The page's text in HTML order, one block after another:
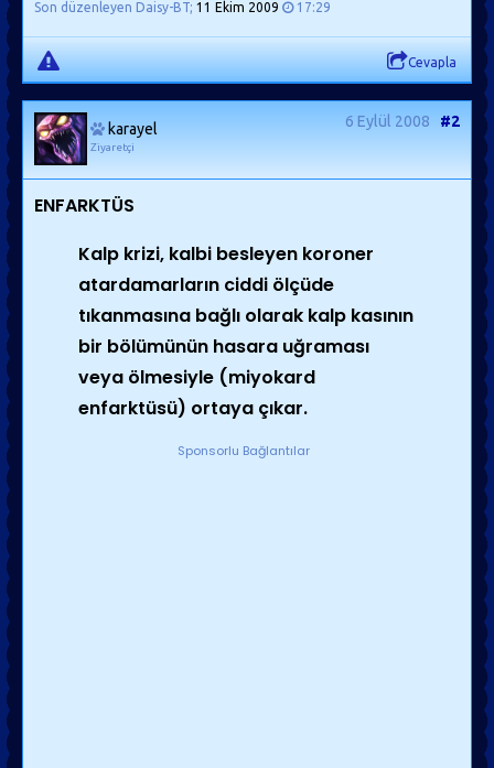
Son düzenleyen Daisy-BT; 11 Ekim 2009 17:29
Cevapla
karayel
Ziyaretçi
6 Eylül 2008 #2
ENFARKTÜS
Kalp krizi, kalbi besleyen koroner
atardamarların ciddi ölçüde
tıkanmasına bağlı olarak kalp kasının
bir bölümünün hasara uğraması
veya ölmesiyle (miyokard
enfarktüsü) ortaya çıkar.
Sponsorlu Bağlantılar